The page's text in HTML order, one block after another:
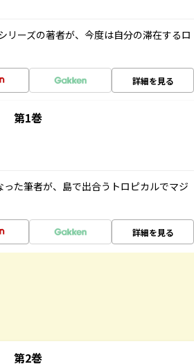
ーズの著者が、今度は自分の滞在するロ
詳細を見る
第1巻
た筆者が、島で出合うトロピカルでマジ
詳細を見る
第2巻